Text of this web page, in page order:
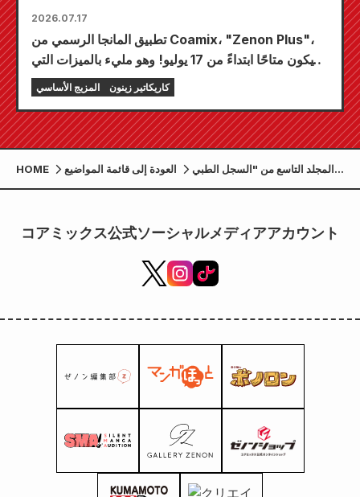
2026.07.17
تطبيق المانجا الرسمي من Coamix، "Zenon Plus"،
سيكون متاحًا ابتداءً من 17 يوليو! وهو مليء بالميزات التي
ستضمن لك متعةً لا تُضاهى، بما في ذلك "اختر فصلك
المزيج الأساسي كاريكاتير زينون
HOME العودة إلى قائمة المواضيع
المجلد التاسع من "السجل الطبي
التاسع عشر: مقابلة أكيرا
19 أبريل!
コアミックス公式ソーシャルメディアアカウント